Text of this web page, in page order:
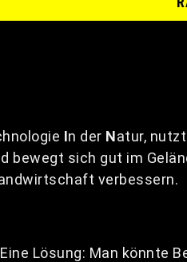
In der Natur,
sich gut im
verbessern.
Lösung: Man könnte